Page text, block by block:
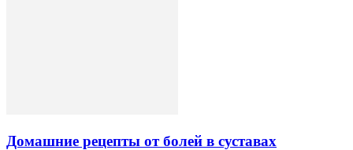
Домашние рецепты от болей в суставах